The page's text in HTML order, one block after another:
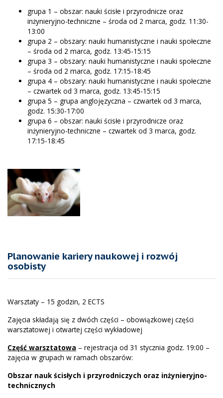
grupa 1 – obszar: nauki ścisłe i przyrodnicze oraz
inżynieryjno-techniczne – środa od 2 marca, godz. 11:30-
13:00
grupa 2 – obszary: nauki humanistyczne i nauki społeczne
– środa od 2 marca, godz. 13:45-15:15
grupa 3 – obszary: nauki humanistyczne i nauki społeczne
– środa od 2 marca, godz. 17:15-18:45
grupa 4 – obszary: nauki humanistyczne i nauki społeczne
– czwartek od 3 marca, godz. 13:45-15:15
grupa 5 – grupa anglojęzyczna – czwartek od 3 marca,
godz. 15:30-17:00
grupa 6 – obszar: nauki ścisłe i przyrodnicze oraz
inżynieryjno-techniczne – czwartek od 3 marca, godz.
17:15-18:45
Planowanie kariery naukowej i rozwój
osobisty
Warsztaty – 15 godzin, 2 ECTS
Zajęcia składają się z dwóch części – obowiązkowej części
warsztatowej i otwartej części wykładowej
Część warsztatowa – rejestracja od 31 stycznia godz. 19:00 –
zajęcia w grupach w ramach obszarów:
Obszar nauk ścisłych i przyrodniczych oraz inżynieryjno-
technicznych